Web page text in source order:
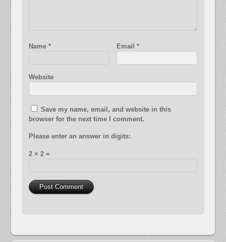
Name* Email *
Website
Save my name, email, and website in this
browser for the next time I comment.
Please enter an answer in digits:
2 × 2 =